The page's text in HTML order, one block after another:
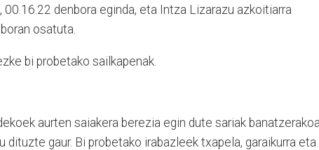
00.16.22 denbora eginda, eta Intza Lizarazu azkoitiarra
osatuta.
bi probetako sailkapenak.
aurten saiakera berezia egin dute sariak
dituzte gaur. Bi probetako irabazleek txapela, garaikurra eta